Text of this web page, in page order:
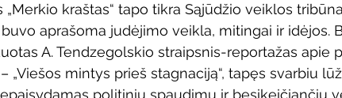
kraštas“ tapo tikra Sąjūdžio veiklos
aprašoma judėjimo veikla, mitingai ir idėjos.
A. Tendzegolskio straipsnis-reportažas apie
„Viešos mintys prieš stagnaciją“, tapęs svarbiu
politinių spaudimų ir besikeičiančių